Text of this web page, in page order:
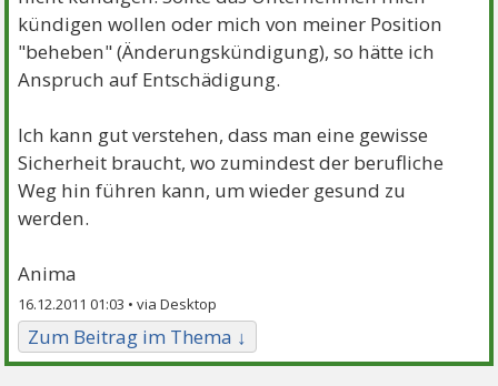
kündigen wollen oder mich von meiner Position
"beheben" (Änderungskündigung), so hätte ich
Anspruch auf Entschädigung.
Ich kann gut verstehen, dass man eine gewisse
Sicherheit braucht, wo zumindest der berufliche
Weg hin führen kann, um wieder gesund zu
werden.
Anima
16.12.2011 01:03 •
Zum Beitrag im Thema ↓